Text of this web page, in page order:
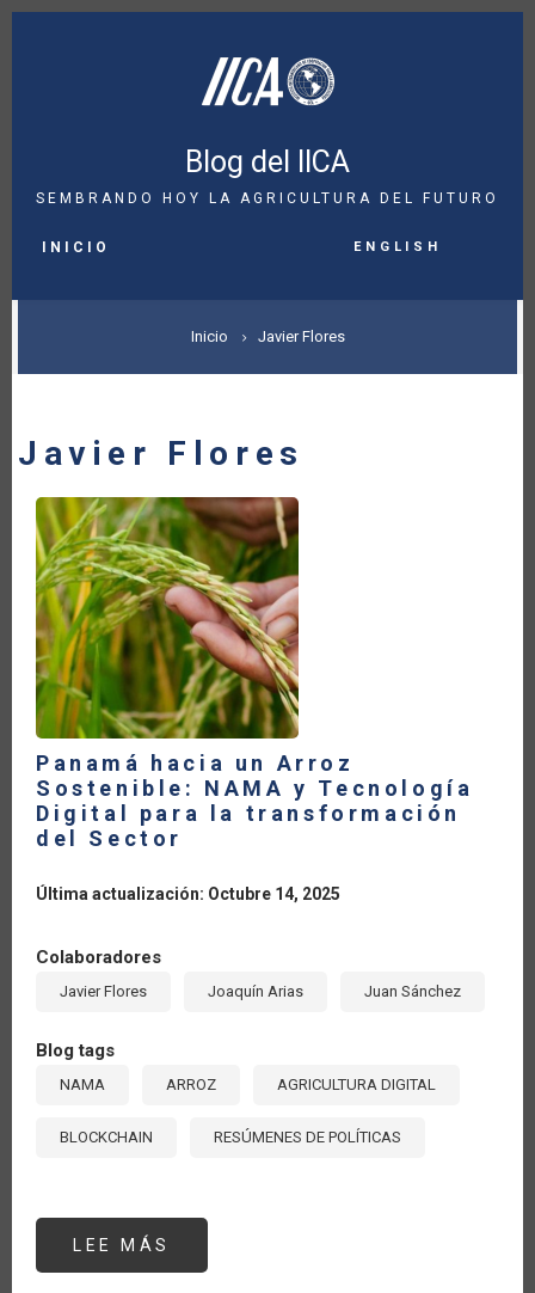
Pasar
Blog del IICA
SEMBRANDO HOY LA AGRICULTURA DEL FUTURO
NAVIGATION
INICIO English
SOBRESCRIBIR
ENLACES
AYUDA
LA
NAVEGACIÓN
Inicio Javier Flores
Javier Flores
Panamá hacia un Arroz
Sostenible: NAMA y Tecnología
Digital para la transformación
del Sector
Última actualización: Octubre 14, 2025
Colaboradores
Javier Flores Joaquín Arias Juan Sánchez
Blog tags
NAMA ARROZ AGRICULTURA DIGITAL
BLOCKCHAIN RESÚMENES DE POLÍTICAS
LEE MÁS
HACIA